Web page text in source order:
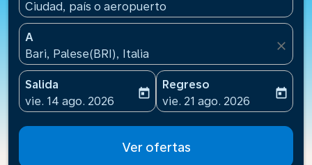
Ciudad, país o aeropuerto
A
Bari, Palese(BRI), Italia
close
Salida
fc-booking-departure-date-aria-label
vie. 14 ago. 2026
today
Regreso
fc-booking-return-date-
vie. 21 ago. 2026
today
Ver ofertas